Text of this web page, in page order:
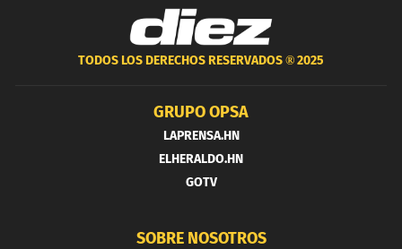
TODOS LOS DERECHOS RESERVADOS ®2025
GRUPO OPSA
LAPRENSA.HN
ELHERALDO.HN
GOTV
SOBRE NOSOTROS